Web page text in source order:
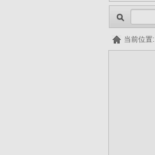
当前位置: